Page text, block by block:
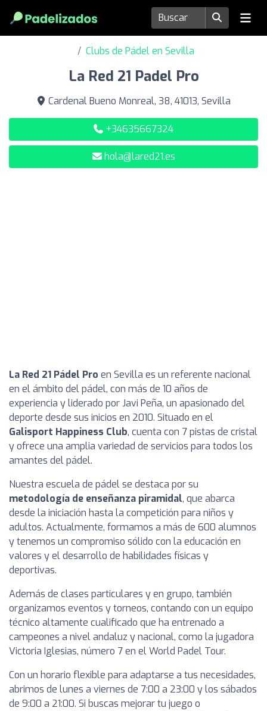
Clubs de Pádel en Sevilla
La Red 21 Padel Pro
Cardenal Bueno Monreal, 38, 41013, Sevilla
+34635667324
hola@lared21.es
La Red 21 Pádel Pro en Sevilla es un referente nacional
en el ámbito del pádel, con más de 10 años de
experiencia y liderado por Javi Peña, un apasionado del
deporte desde sus inicios en 2010. Situado en el
Galisport Happiness Club, cuenta con 7 pistas de cristal
y ofrece una amplia variedad de servicios para todos los
amantes del pádel.
Nuestra escuela de pádel se destaca por su
metodología de enseñanza piramidal, que abarca
desde la iniciación hasta la competición para niños y
adultos. Actualmente, formamos a más de 600 alumnos
y tenemos un compromiso sólido con la educación en
valores y el desarrollo de habilidades físicas y
deportivas.
Además de clases particulares y en grupo, también
organizamos eventos y torneos, contando con un equipo
técnico altamente cualificado que ha entrenado a
campeones a nivel andaluz y nacional, como la jugadora
Victoria Iglesias, número 7 en el World Padel Tour.
Con un horario flexible para adaptarse a tus necesidades,
abrimos de lunes a viernes de 7:00 a 23:00 y los sábados
de 9:00 a 21:00. Si buscas mejorar tu juego o